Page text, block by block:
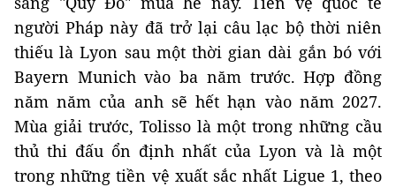
người Pháp này đã trở lại câu lạc bộ thời niên
thiếu là Lyon sau một thời gian dài gắn bó với
Bayern Munich vào ba năm trước. Hợp đồng
năm năm của anh sẽ hết hạn vào năm 2027.
Mùa giải trước, Tolisso là một trong những cầu
thủ thi đấu ổn định nhất của Lyon và là một
trong những tiền vệ xuất sắc nhất Ligue 1, theo